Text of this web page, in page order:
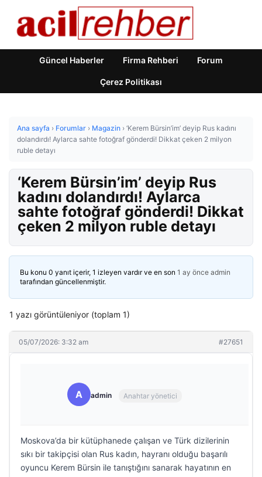
Güncel Haberler Firma Rehberi Forum
Çerez Politikası
Ana sayfa › Forumlar › Magazin › ‘Kerem Bürsin’im’ deyip Rus kadını
dolandırdı! Aylarca sahte fotoğraf gönderdi! Dikkat çeken 2 milyon
ruble detayı
‘Kerem Bürsin’im’ deyip Rus
kadını dolandırdı! Aylarca
sahte fotoğraf gönderdi! Dikkat
çeken 2 milyon ruble detayı
Bu konu 0 yanıt içerir, 1 izleyen vardır ve en son 1 ay önce admin
tarafından güncellenmiştir.
1 yazı görüntüleniyor (toplam 1)
05/07/2026: 3:32 am #27651
A admin Anahtar yönetici
Moskova’da bir kütüphanede çalışan ve Türk dizilerinin
sıkı bir takipçisi olan Rus kadın, hayranı olduğu başarılı
oyuncu Kerem Bürsin ile tanıştığını sanarak hayatının en